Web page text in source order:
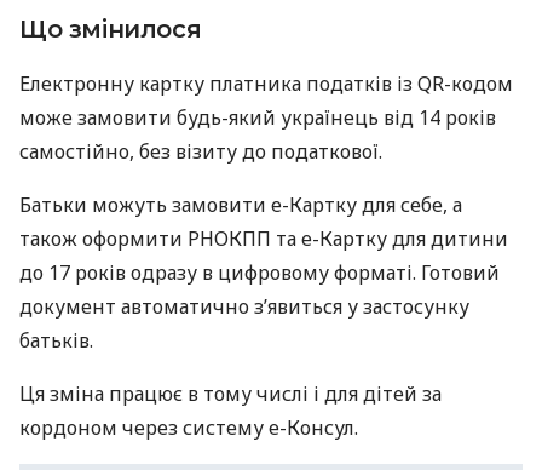
Що змінилося
Електронну картку платника податків із QR-кодом
може замовити будь-який українець від 14 років
самостійно, без візиту до податкової.
Батьки можуть замовити е-Картку для себе, а
також оформити РНОКПП та е-Картку для дитини
до 17 років одразу в цифровому форматі. Готовий
документ автоматично з’явиться у застосунку
батьків.
Ця зміна працює в тому числі і для дітей за
кордоном через систему е-Консул.